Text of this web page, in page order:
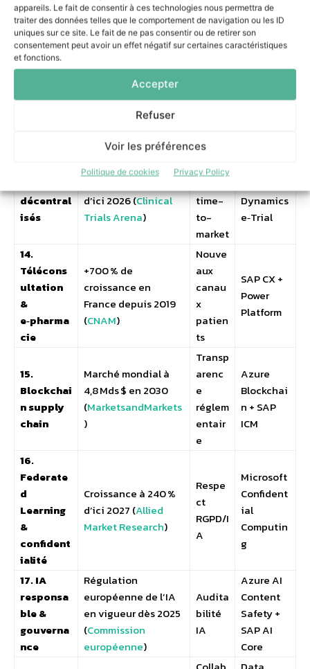
appareils. Le fait de consentir à ces technologies nous permettra de
traiter des données telles que le comportement de navigation ou les ID
uniques sur ce site. Le fait de ne pas consentir ou de retirer son
consentement peut avoir un effet négatif sur certaines caractéristiques
et fonctions.
Accepter
Refuser
Voir les préférences
Politique de cookies Privacy Policy
Tendance Donnée clé
Enjeu
x
C-
Réponse
delaware
wearable
70 % des dispositifs
médicaux seront
connectés en 2026
ment
Mgmt +
décentral
isés
65 % des essais
d’ici 2026 (Clinical
Trials Arena)
Réduc
tion
time-
to-
market
Dynamics
e‑Trial
14.
Télécons
ultation
&
e‑pharma
cie
+700 % de
croissance en
France depuis 2019
(CNAM)
Nouve
aux
canau
x
patien
ts
SAP CX +
Power
Platform
15.
Blockchai
n supply
chain
Marché mondial à
4,8 Mds $ en 2030
(MarketsandMarkets
)
Transp
arenc
e
réglem
entair
e
Azure
Blockchai
n + SAP
ICM
16.
Federate
d
Learning
&
confident
ialité
Croissance à 240 %
d’ici 2027 (Allied
Market Research)
Respe
ct
RGPD/I
A
Microsoft
Confident
ial
Computin
g
17. IA
responsa
ble &
gouverna
nce
Régulation
européenne de l’IA
en vigueur dès 2025
(Commission
européenne)
Audita
bilité
IA
Azure AI
Content
Safety +
SAP AI
Core